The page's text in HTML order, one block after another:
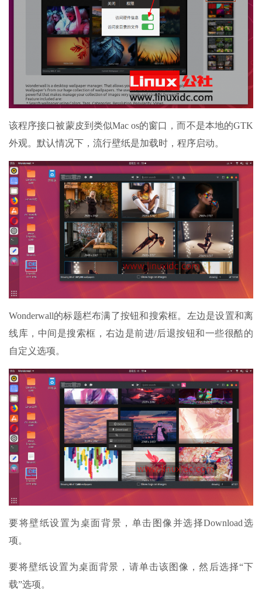
该程序接口被蒙皮到类似Mac os的窗口，而不是本地的GTK
外观。默认情况下，流行壁纸是加载时，程序启动。
Wonderwall的标题栏布满了按钮和搜索框。左边是设置和离
线库，中间是搜索框，右边是前进/后退按钮和一些很酷的
自定义选项。
要将壁纸设置为桌面背景，单击图像并选择Download选
项。
要将壁纸设置为桌面背景，请单击该图像，然后选择“下
载”选项。